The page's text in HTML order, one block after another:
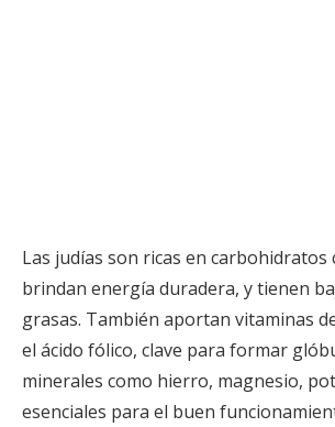
Las judías son ricas en carbohidratos
brindan energía duradera, y tienen
grasas. También aportan vitaminas
el ácido fólico, clave para formar
minerales como hierro, magnesio,
esenciales para el buen